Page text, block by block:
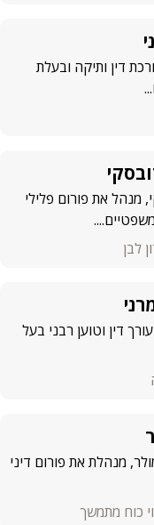
דין ותיקה ובעלת
מנהל את פורום פלילי
לבן
דין וטוען רבני בעל
מנהלת את פורום דיני
כוח מתמשך